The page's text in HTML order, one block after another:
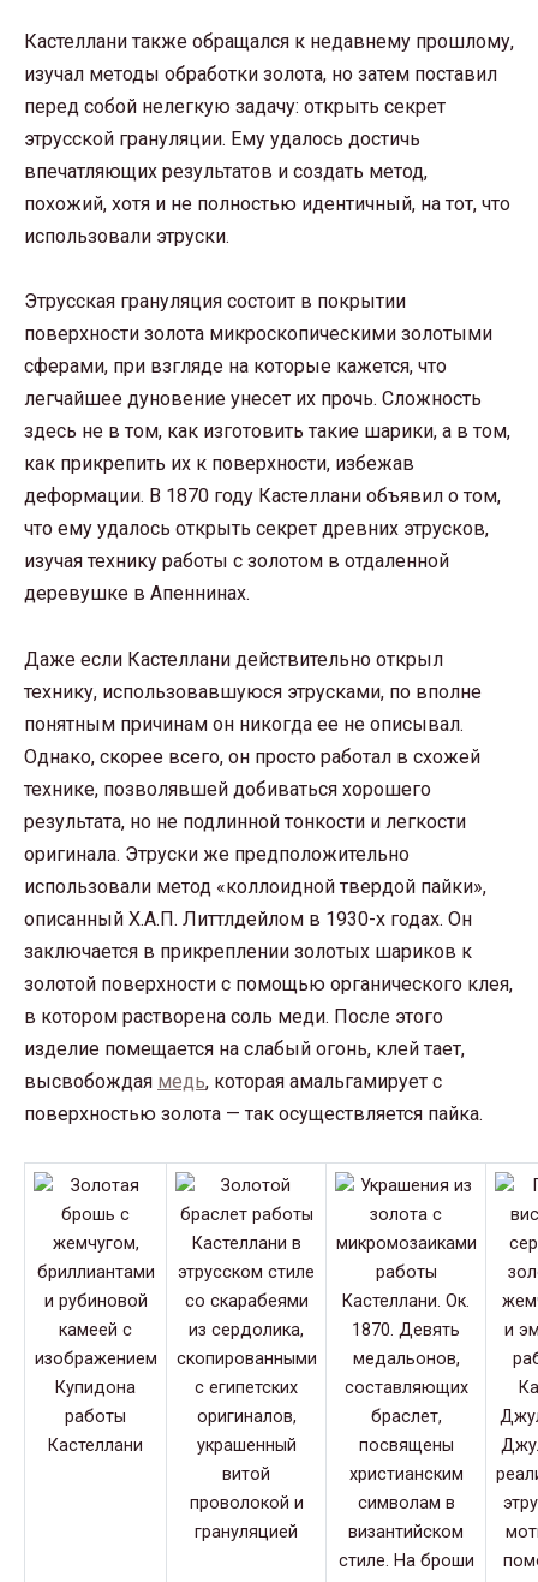
Кастеллани также обращался к недавнему прошлому,
изучал методы обработки золота, но затем поставил
перед собой нелегкую задачу: открыть секрет
этрусской грануляции. Ему удалось достичь
впечатляющих результатов и создать метод,
похожий, хотя и не полностью идентичный, на тот, что
использовали этруски.
Этрусская грануляция состоит в покрытии
поверхности золота микроскопическими золотыми
сферами, при взгляде на которые кажется, что
легчайшее дуновение унесет их прочь. Сложность
здесь не в том, как изготовить такие шарики, а в том,
как прикрепить их к поверхности, избежав
деформации. В 1870 году Кастеллани объявил о том,
что ему удалось открыть секрет древних этрусков,
изучая технику работы с золотом в отдаленной
деревушке в Апеннинах.
Даже если Кастеллани действительно открыл
технику, использовавшуюся этрусками, по вполне
понятным причинам он никогда ее не описывал.
Однако, скорее всего, он просто работал в схожей
технике, позволявшей добиваться хорошего
результата, но не подлинной тонкости и легкости
оригинала. Этруски же предположительно
использовали метод «коллоидной твердой пайки»,
описанный Х.А.П. Литтлдейлом в 1930-х годах. Он
заключается в прикреплении золотых шариков к
золотой поверхности с помощью органического клея,
в котором растворена соль меди. После этого
изделие помещается на слабый огонь, клей тает,
высвобождая медь, которая амальгамирует с
поверхностью золота — так осуществляется пайка.